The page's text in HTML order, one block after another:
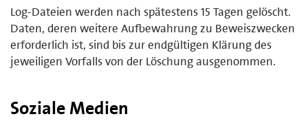
Log-Dateien werden nach spätestens 15 Tagen gelöscht.
Daten, deren weitere Aufbewahrung zu Beweiszwecken
erforderlich ist, sind bis zur endgültigen Klärung des
jeweiligen Vorfalls von der Löschung ausgenommen.
Soziale Medien